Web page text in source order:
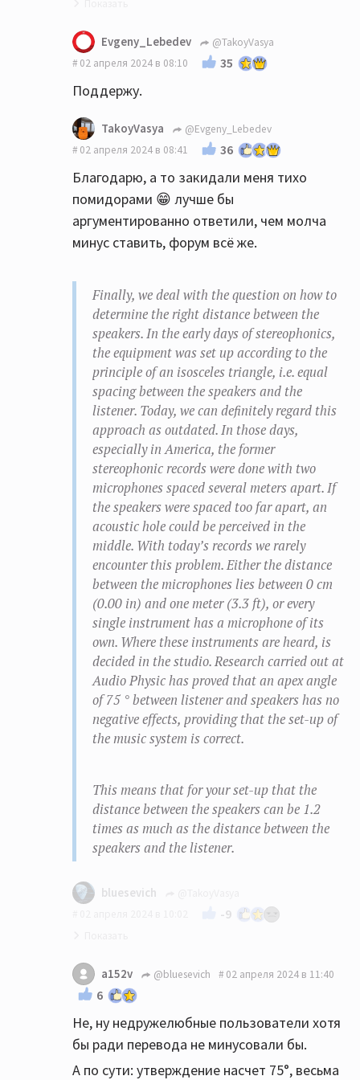
Точно😁
Evgeny_Lebedev
@TakoyVasya
02 апреля 2024 в 08:10
35
Поддержу.
TakoyVasya
@Evgeny_Lebedev
02 апреля 2024 в 08:41
36
Благодарю, а то закидали меня тихо
помидорами 😁 лучше бы
аргументированно ответили, чем молча
минус ставить, форум всё же.
Finally, we deal with the question on how to
determine the right distance between the
speakers. In the early days of stereophonics,
the equipment was set up according to the
principle of an isosceles triangle, i.e. equal
spacing between the speakers and the
listener. Today, we can definitely regard this
approach as outdated. In those days,
especially in America, the former
stereophonic records were done with two
microphones spaced several meters apart. If
the speakers were spaced too far apart, an
acoustic hole could be perceived in the
middle. With today’s records we rarely
encounter this problem. Either the distance
between the microphones lies between 0 cm
(0.00 in) and one meter (3.3 ft), or every
single instrument has a microphone of its
own. Where these instruments are heard, is
decided in the studio. Research carried out at
Audio Physic has proved that an apex angle
of 75 ° between listener and speakers has no
negative effects, providing that the set-up of
the music system is correct.
This means that for your set-up that the
distance between the speakers can be 1.2
times as much as the distance between the
speakers and the listener.
bluesevich
-9
Не все пользователи здесь в адеквате.
И не все владеют аглицким:))
Наконец, мы подошли к вопросу о том, как
правильно определить расстояние между
динамиками. На заре стереофонии
a152v @bluesevich 02 апреля 2024 в 11:40
6
Не, ну недружелюбные пользователи хотя
бы ради перевода не минусовали бы.
А по сути: утверждение насчет 75°, весьма